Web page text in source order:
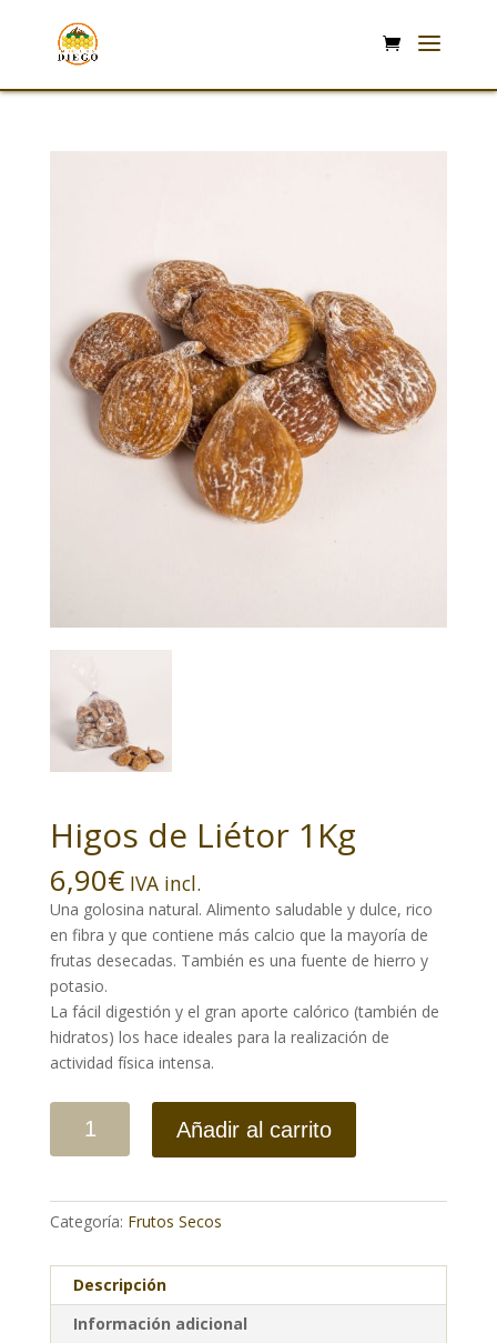
Higos de Liétor 1Kg
6,90€ IVA incl.
Una golosina natural. Alimento saludable y dulce, rico
en fibra y que contiene más calcio que la mayoría de
frutas desecadas. También es una fuente de hierro y
potasio.
La fácil digestión y el gran aporte calórico (también de
hidratos) los hace ideales para la realización de
actividad física intensa.
Añadir al carrito
Categoría: Frutos Secos
Descripción
Información adicional